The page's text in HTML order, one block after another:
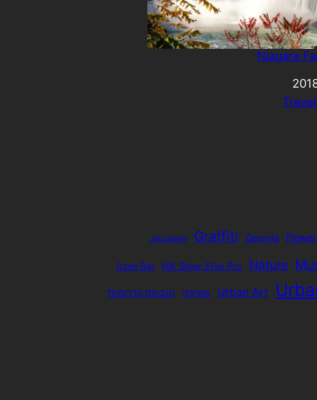
Niagara
Georgia
Graffiti
Jerusalem
Nature
NIK SIlver Efex Pro
Ozen Bar
Urban Art גאורגיה
הגבעות הדרומיות